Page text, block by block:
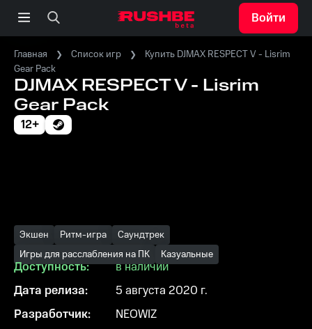
Войти
Главная Список игр
Купить DJMAX RESPECT V - Lisrim
Gear Pack
DJMAX RESPECT V - Lisrim
Gear Pack
12+
Экшен Ритм-игра
Саундтрек
Игры для расслабления на ПК
Казуальные
Доступность:
в наличии
Дата релиза:
5 августа 2020 г.
Разработчик:
NEOWIZ